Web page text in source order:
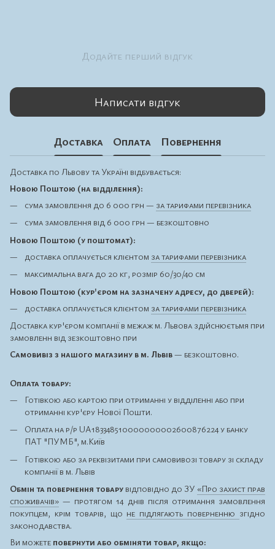
Додайте перший відгук
Написати відгук
Доставка Оплата Повернення
Доставка по Львову та Україні відбувається:
Новою Поштою (на відділення):
сума замовлення до 6 000 грн — за тарифами перевізника
сума замовлення від 6 000 грн — безкоштовно
Новою Поштою (у поштомат):
доставка оплачується клієнтом за тарифами перевізника
максимальна вага до 20 кг, розмір 60/30/40 см
Новою Поштою (кур'єром на зазначену адресу, до дверей):
доставка оплачується клієнтом за тарифами перевізника
Доставка кур'єром компанії в межаж м. Львова здійснюєтьмя при
замовленн від зезкоштовно при
Самовивіз з нашого магазину в м. Львів— безкоштовно.
Оплата товару:
Готівкою або картою при отриманні у відділенні або при
отриманні кур'єру Нової Пошти.
Оплата на р/р UA183348510000000002600876224 у банку
ПАТ "ПУМБ", м.Київ
Готівкою або за реквізитами при самовивозі товару зі складу
компанії в м. Львів
Обмін та повернення товару відповідно до ЗУ «Про захист прав
споживачів» — протягом 14 днів після отримання замовлення
покупцем, крім товарів, що не підлягають поверненню згідно
законодавства.
Ви можете повернути або обміняти товар, якщо: